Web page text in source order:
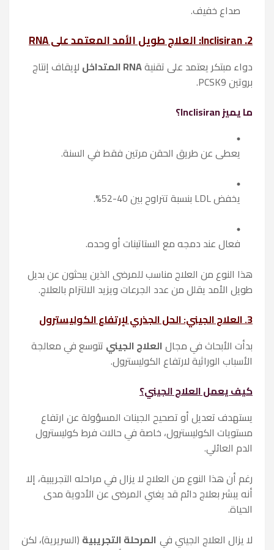
صداع خفيف.
2. Inclisiran: العلاج طويل الأمد المعتمد على RNA
دواء مبتكر يعتمد على تقنيةRNA المتداخل
لإيقاف إنتاج
بروتين PCSK9.
ما يميز Inclisiran؟
يعطى عن طريق الحقن مرتين فقط في السنة.
يخفض LDL بنسبة تتراوح بين 40-52%.
فعال عند دمجه مع الستاتينات أو وحده.
هذا النوع من العلاج مناسب للمرضى الذين يبحثون عن بديل
طويل الأمد يقلل من عدد الجرعات ويزيد الالتزام بالعلاج.
3. العلاج الجيني: الحل الجذري لإرتفاع الكوليسترول
بدأت الأبحاث في مجال العلاج الجيني تتوسع في معالجة
الأسباب الوراثية لارتفاع الكوليسترول.
كيف يعمل العلاج الجيني؟
يستهدف تعديل أو تصحيح الجينات المسؤولة عن ارتفاع
مستويات الكوليسترول، خاصة في حالات فرط كوليسترول
الدم العائلي.
رغم أن هذا النوع من العلاج لا يزال في مراحله التجريبية، إلا
أنه يبشر بعلاج دائم قد يغني المرضى عن الأدوية مدى
الحياة.
لا يزال العلاج الجيني في المرحلة التجريبية (السريرية)، لكن